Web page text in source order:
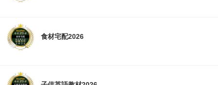
食材宅配2026